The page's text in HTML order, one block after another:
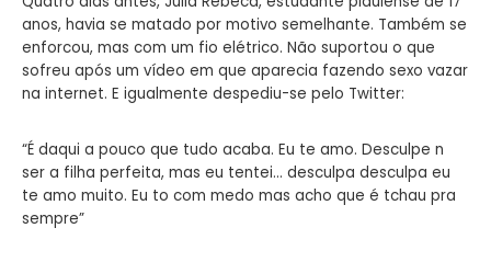
anos, havia se matado por motivo semelhante. Também se
enforcou, mas com um fio elétrico. Não suportou o que
sofreu após um vídeo em que aparecia fazendo sexo vazar
na internet. E igualmente despediu-se pelo Twitter:
“É daqui a pouco que tudo acaba. Eu te amo. Desculpe n
ser a filha perfeita, mas eu tentei… desculpa desculpa eu
te amo muito. Eu to com medo mas acho que é tchau pra
sempre”